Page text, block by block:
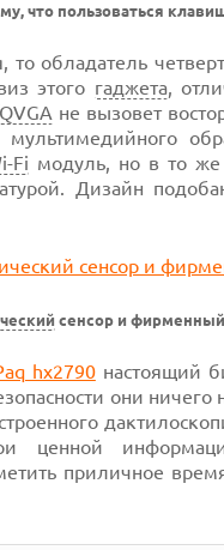
что пользоваться
обладатель
этого гаджета,
не вызовет
Fi модуль, но в то же
Дизайн
сенсор и
hx2790настоящий
они
ценной
приличное